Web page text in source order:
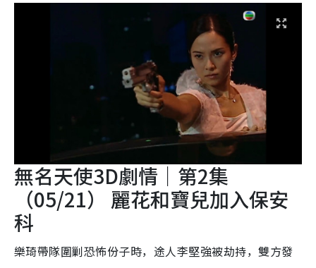
無名天使3D劇情｜第2集
（05/21） 麗花和寶兒加入保安
科
樂琦帶隊圍剿恐怖份子時，途人李堅強被劫持，雙方發